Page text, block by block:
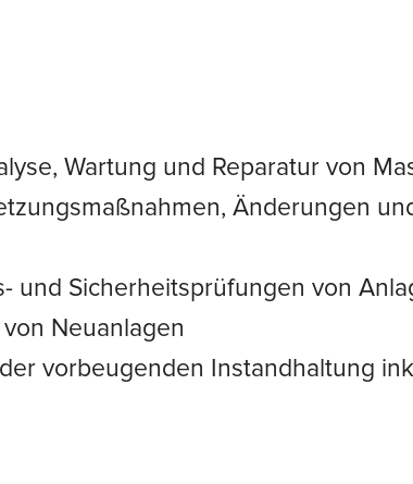
Wartung und Reparatur von
Änderungen
und Sicherheitsprüfungen von
Neuanlagen
vorbeugenden Instandhaltung